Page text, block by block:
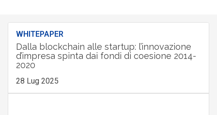
WHITEPAPER
Dalla blockchain alle startup: l’innovazione
d’impresa spinta dai fondi di coesione 2014-
2020
28 Lug 2025